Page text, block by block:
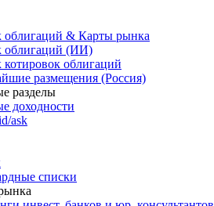
облигаций & Карты рынка
облигаций (ИИ)
облигаций
размещения (Россия)
разделы
доходности
ask
списки